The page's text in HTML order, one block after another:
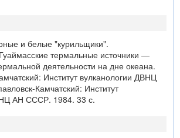
и белые "курильщики".
термальные источники —
деятельности на дне океана.
Институт вулканологии ДВНЦ
Камчатский: Институт
АН СССР. 1984. 33 с.